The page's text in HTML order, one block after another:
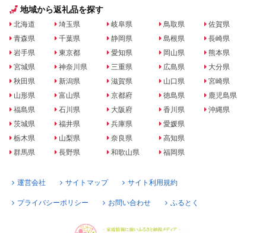
地域から返礼品を探す
北海道
青森県
岩手県
宮城県
秋田県
山形県
福島県
茨城県
栃木県
群馬県
埼玉県
千葉県
東京都
神奈川県
新潟県
富山県
石川県
福井県
山梨県
長野県
岐阜県
静岡県
愛知県
三重県
滋賀県
京都府
大阪府
兵庫県
奈良県
和歌山県
鳥取県
島根県
岡山県
広島県
山口県
徳島県
香川県
愛媛県
高知県
福岡県
佐賀県
長崎県
熊本県
大分県
宮崎県
鹿児島県
沖縄県
運営会社 サイトマップ サイト利用規約
プライバシーポリシー お問い合わせ ふるとく